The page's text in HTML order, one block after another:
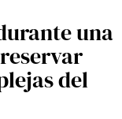
una
del